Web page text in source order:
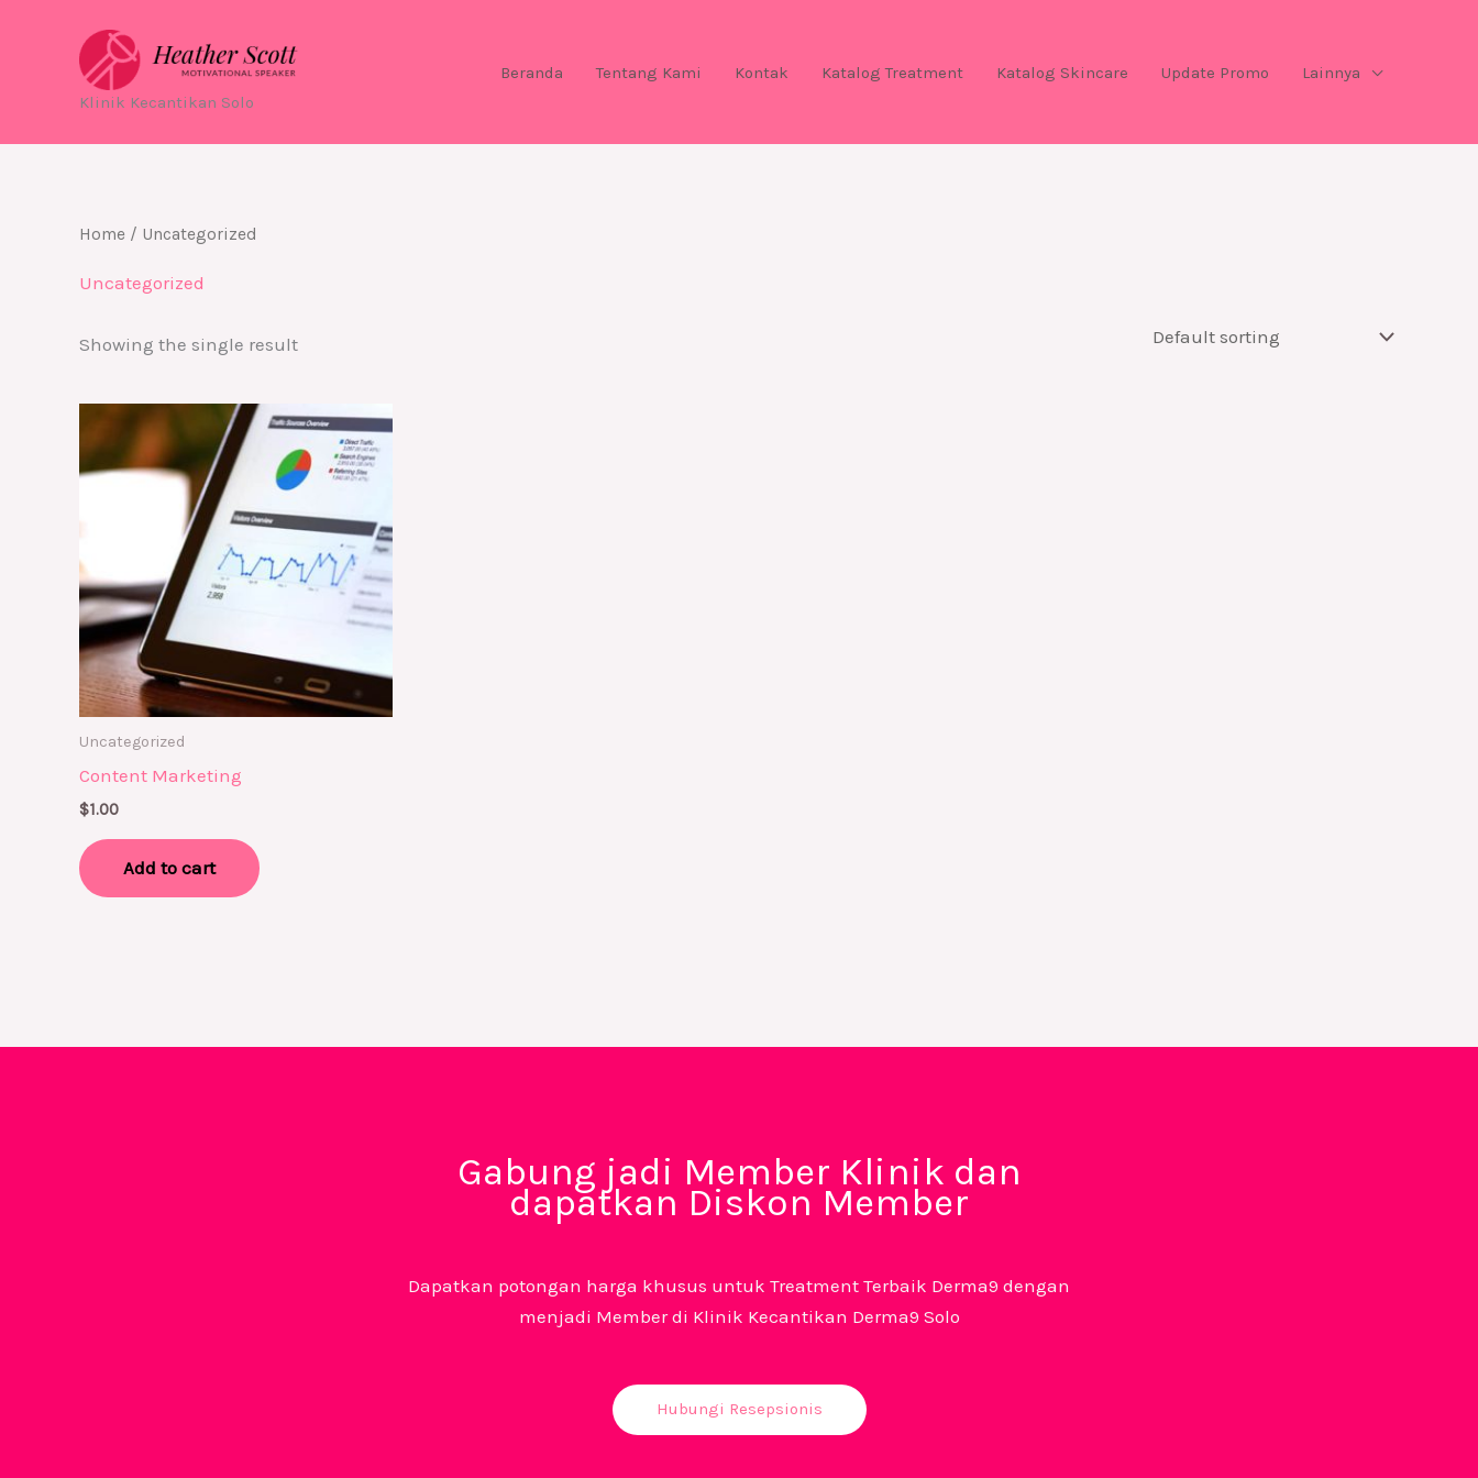
Klinik Kecantikan Solo
Beranda Tentang Kami Kontak Katalog Treatment Katalog Skincare Update Promo Lainnya
Home / Uncategorized
Uncategorized
Showing the single result
Uncategorized
Content Marketing
$1.00
Add to cart
Gabung jadi Member Klinik dan
dapatkan Diskon Member
Dapatkan potongan harga khusus untuk Treatment Terbaik Derma9 dengan
menjadi Member di Klinik Kecantikan Derma9 Solo
Hubungi Resepsionis